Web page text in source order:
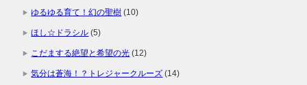
ゆるゆる育て！幻の聖樹 (10)
ほし☆ドラシル (5)
こだまする絶望と希望の光 (12)
気分は蒼海！？トレジャークルーズ (14)